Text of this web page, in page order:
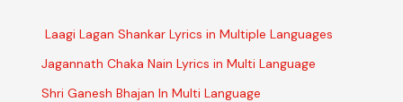
Laagi Lagan Shankar Lyrics in Multiple Languages
Jagannath Chaka Nain Lyrics in Multi Language
Shri Ganesh Bhajan In Multi Language